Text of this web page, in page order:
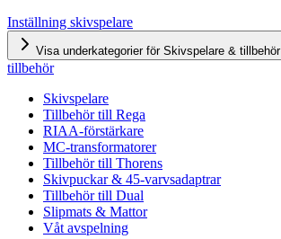
Inställning skivspelare
Visa underkategorier för Skivspelare & tillbehör
tillbehör
Skivspelare
Tillbehör till Rega
RIAA-förstärkare
MC-transformatorer
Tillbehör till Thorens
Skivpuckar & 45-varvsadaptrar
Tillbehör till Dual
Slipmats & Mattor
Våt avspelning